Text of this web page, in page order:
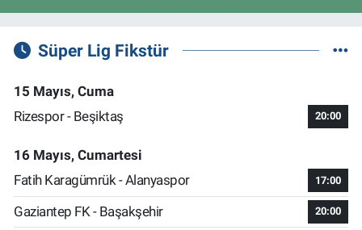
Süper Lig Fikstür
15 Mayıs, Cuma
Rizespor - Beşiktaş
20:00
16 Mayıs, Cumartesi
Fatih Karagümrük - Alanyaspor
17:00
Gaziantep FK - Başakşehir 20:00